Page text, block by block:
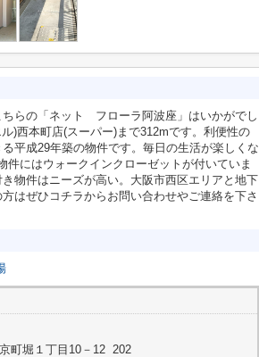
らの「ネット フローラ阿波座」はいかがでし
)西本町店(スーパー)まで312mです。利便性の
平成29年築の物件です。毎日の生活が楽しくな
にはウォークインクローゼットが付いていま
物件はニーズが高い。大阪市西区エリアと地下
はぜひコチラからお問い合わせやご連絡を下さ
町堀１丁目10－12 202